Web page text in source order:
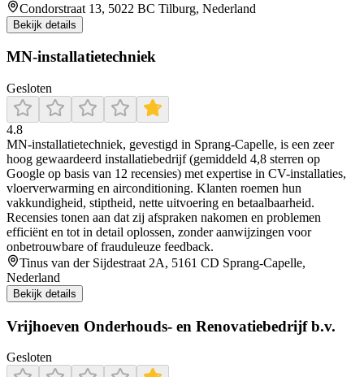
Condorstraat 13, 5022 BC Tilburg, Nederland
Bekijk details
MN-installatietechniek
Gesloten
4.8
MN‑installatietechniek, gevestigd in Sprang‑Capelle, is een zeer
hoog gewaardeerd installatiebedrijf (gemiddeld 4,8 sterren op
Google op basis van 12 recensies) met expertise in CV-installaties,
vloerverwarming en airconditioning. Klanten roemen hun
vakkundigheid, stiptheid, nette uitvoering en betaalbaarheid.
Recensies tonen aan dat zij afspraken nakomen en problemen
efficiënt en tot in detail oplossen, zonder aanwijzingen voor
onbetrouwbare of frauduleuze feedback.
Tinus van der Sijdestraat 2A, 5161 CD Sprang-Capelle,
Nederland
Bekijk details
Vrijhoeven Onderhouds- en Renovatiebedrijf b.v.
Gesloten